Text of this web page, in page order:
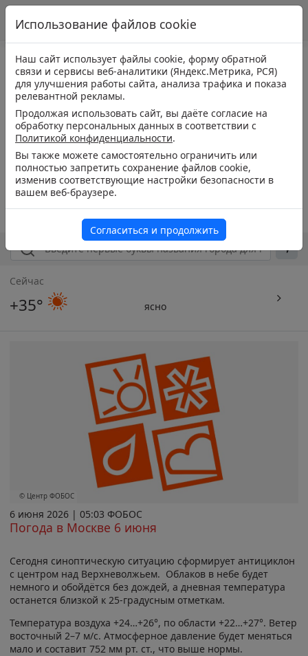
Сейчас
+35° ясно
© Центр ФОБОС
6 июня 2026 | 05:03 ФОБОС
Погода в Москве 6 июня
Сегодня синоптическую ситуацию сформирует антициклон
с центром над Верхневолжьем. Облаков в небе будет
немного и обойдётся без дождей, а дневная температура
останется близкой к 25-градусным отметкам.
Температура воздуха +24…+26°, по области +22…+27°. Ветер
восточный 2–7 м/с. Атмосферное давление будет меняться
мало и составит 752 мм рт. ст., что выше нормы.
Использование файлов cookie
Наш сайт использует файлы cookie, форму обратной
связи и сервисы веб-аналитики (Яндекс.Метрика, РСЯ)
для улучшения работы сайта, анализа трафика и показа
релевантной рекламы.
Продолжая использовать сайт, вы даёте согласие на
обработку персональных данных в соответствии с
Политикой конфиденциальности.
Вы также можете самостоятельно ограничить или
полностью запретить сохранение файлов cookie,
изменив соответствующие настройки безопасности в
вашем веб-браузере.
Согласиться и продолжить